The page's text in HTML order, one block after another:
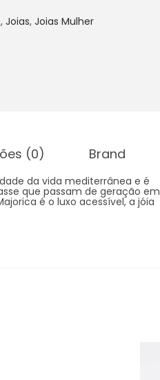
, Joias, Joias Mulher
(0) Brand
da vida mediterrânea e é
que passam de geração em
é o luxo acessível, a jóia